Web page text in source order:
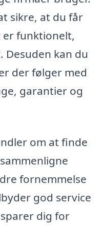
sikre, at du får
er funktionelt,
Desuden kan du
der følger med
garantier og
om at finde
fornemmelse
god service
dig for